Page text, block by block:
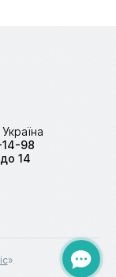
Україна
98
14
».